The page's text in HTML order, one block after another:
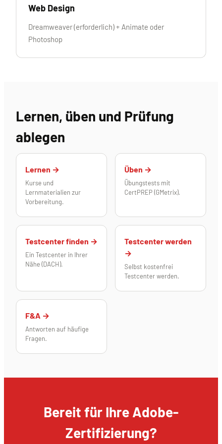
Web Design
Dreamweaver (erforderlich) + Animate oder
Photoshop
Lernen, üben und Prüfung
ablegen
Lernen →
Kurse und
Lernmaterialien zur
Vorbereitung.
Üben →
Übungstests mit
CertPREP (GMetrix).
Testcenter finden →
Ein Testcenter in Ihrer
Nähe (DACH).
Testcenter werden
→
Selbst kostenfrei
Testcenter werden.
F&A →
Antworten auf häufige
Fragen.
Bereit für Ihre Adobe-
Zertifizierung?